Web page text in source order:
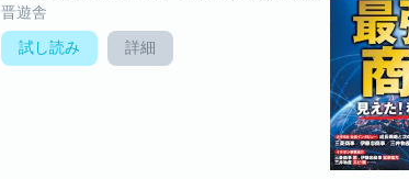
晋遊舎
試し読み 詳細